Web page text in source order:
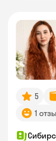
5
1